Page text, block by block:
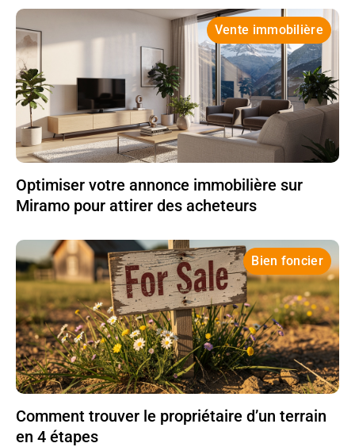
Vente immobilière
Optimiser votre annonce immobilière sur
Miramo pour attirer des acheteurs
Bien foncier
Comment trouver le propriétaire d’un terrain
en 4 étapes